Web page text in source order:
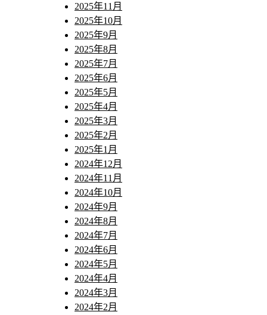
2025年11月
2025年10月
2025年9月
2025年8月
2025年7月
2025年6月
2025年5月
2025年4月
2025年3月
2025年2月
2025年1月
2024年12月
2024年11月
2024年10月
2024年9月
2024年8月
2024年7月
2024年6月
2024年5月
2024年4月
2024年3月
2024年2月